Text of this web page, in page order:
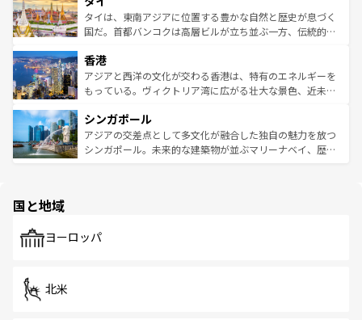
わってみてほしい。 なお、新着の韓国情報はコンテンツ一
覧を参照してほしい。
ーチミン市のフランス統治時代の建物も、独特の雰囲気を
醸し出している。また、バラエティの豊かさとおいしさで
とつ。フォーやバインミー、ベトナムコーヒーなどは、ぜ
ひ現地で味わいたい。どの地域を訪れてもあたたかい人々
が旅行者を迎えてくれるので、きっと忘れられない旅にな
参照してほしい。
タイは、東南アジアに位置する豊かな自然と歴史が息づく
国だ。首都バンコクは高層ビルが立ち並ぶ一方、伝統的な
の活気が交差している。北部ではチェンマイなどの山岳地
帯で自然と触れ合い、南部ではプーケットやクラビの美し
いビーチでリゾート気分を楽しむことができる。タイ料理
激する。気候は一年中温暖で、どの季節にも異なる楽しみ
が待っている。親しみやすいタイの人々、仏教を中心とし
た文化、そして多様な観光資源が、訪れる旅人を魅了し続
香港
アジアと西洋の文化が交わる香港は、特有のエネルギーを
もっている。ヴィクトリア湾に広がる壮大な景色、近未来
み、どこを訪れても感動するはず。観光スポットが密集し
ており、効率よく見どころを回れるのも魅力。息をのむよ
うな絶景から文化的な体験まで、香港を存分に楽しみ尽く
シンガポール
アジアの交差点として多文化が融合した独自の魅力を放つ
シンガポール。未来的な建築物が並ぶマリーナベイ、歴史
で、ホーカーズは地元の風情を楽しめる外せないスポット
国と地域
ヨーロッパ
北米